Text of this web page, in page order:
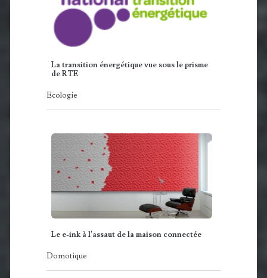
La transition énergétique vue sous le prisme
de RTE
Ecologie
Le e-ink à l'assaut de la maison connectée
Domotique